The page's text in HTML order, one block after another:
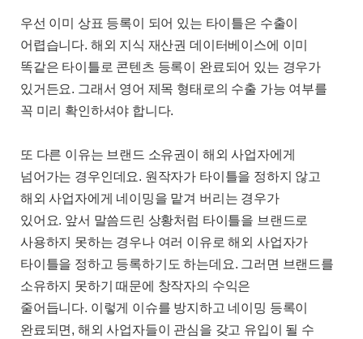
우선 이미 상표 등록이 되어 있는 타이틀은 수출이
어렵습니다. 해외 지식 재산권 데이터베이스에 이미
똑같은 타이틀로 콘텐츠 등록이 완료되어 있는 경우가
있거든요. 그래서 영어 제목 형태로의 수출 가능 여부를
꼭 미리 확인하셔야 합니다.
또 다른 이유는 브랜드 소유권이 해외 사업자에게
넘어가는 경우인데요. 원작자가 타이틀을 정하지 않고
해외 사업자에게 네이밍을 맡겨 버리는 경우가
있어요. 앞서 말씀드린 상황처럼 타이틀을 브랜드로
사용하지 못하는 경우나 여러 이유로 해외 사업자가
타이틀을 정하고 등록하기도 하는데요. 그러면 브랜드를
소유하지 못하기 때문에 창작자의 수익은
줄어듭니다. 이렇게 이슈를 방지하고 네이밍 등록이
완료되면 , 해외 사업자들이 관심을 갖고 유입이 될 수